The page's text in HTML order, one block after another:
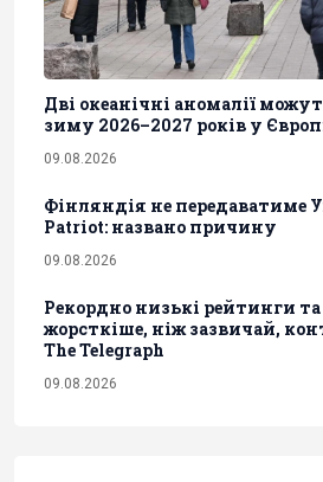
Дві океанічні аномалії
зиму 2026–2027 років у
09.08.2026
Фінляндія не передаватиме
Patriot: названо причину
09.08.2026
Рекордно низькі рейтинги
жорсткіше, ніж зазвичай,
The Telegraph
09.08.2026